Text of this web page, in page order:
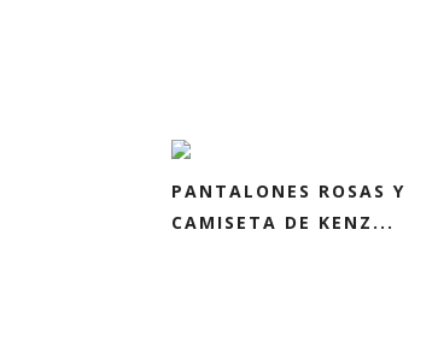
PANTALONES ROSAS Y
CAMISETA DE KENZ...